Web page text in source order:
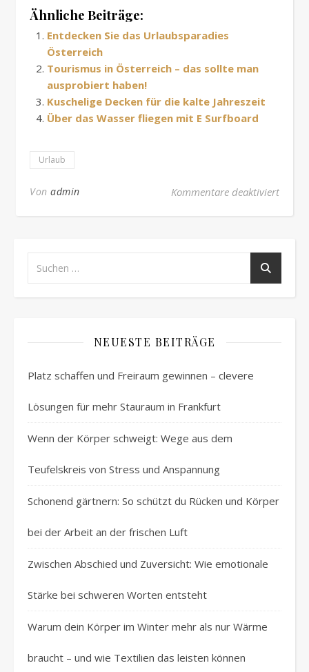
Ähnliche Beiträge:
Entdecken Sie das Urlaubsparadies
Österreich
Tourismus in Österreich – das sollte man
ausprobiert haben!
Kuschelige Decken für die kalte Jahreszeit
Über das Wasser fliegen mit E Surfboard
Urlaub
Von admin Kommentare deaktiviertfür
NEUESTE BEITRÄGE
Platz schaffen und Freiraum gewinnen – clevere
Lösungen für mehr Stauraum in Frankfurt
Wenn der Körper schweigt: Wege aus dem
Teufelskreis von Stress und Anspannung
Schonend gärtnern: So schützt du Rücken und Körper
bei der Arbeit an der frischen Luft
Zwischen Abschied und Zuversicht: Wie emotionale
Stärke bei schweren Worten entsteht
Warum dein Körper im Winter mehr als nur Wärme
braucht – und wie Textilien das leisten können